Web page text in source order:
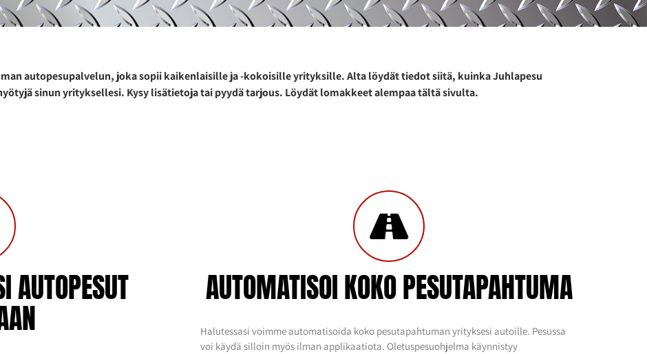
autopesupalvelun, joka sopii kaikenlaisille ja -kokoisille yrityksille. Alta löydät tiedot siitä, kuinka Juhlapesu
sinun yrityksellesi. Kysy lisätietoja tai pyydä tarjous. Löydät lomakkeet alempaa tältä sivulta.
AUTOPESUT AUTOMATISOI KOKO PESUTAPAHTUMA
Halutessasi voimme automatisoida koko pesutapahtuman yrityksesi autoille. Pesussa
voi käydä silloin myös ilman applikaatiota. Oletuspesuohjelma käynnistyy